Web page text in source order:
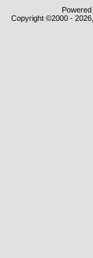
Copyright ©2000 -